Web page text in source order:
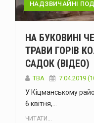
НАДЗВИЧАЙНІ
НА БУКОВИНІ
ТРАВИ ГОРІВ
САДОК (ВІДЕО)
TBA 7.04.2019
У Кіцманському
6 квітня,…
ЧИТАТИ...